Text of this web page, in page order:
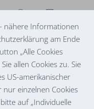
nähere Informationen
am Ende
„Alle Cookies
allen Cookies zu. Sie
US-amerikanischer
nur einzelnen Cookies
auf „Individuelle